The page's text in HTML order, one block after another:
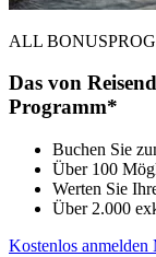
ALL
Das von
Programm*
Buchen Sie
Über 100
Werten Sie
Über 2.000
Kostenlos anmelden